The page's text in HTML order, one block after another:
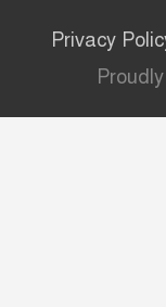
Privacy